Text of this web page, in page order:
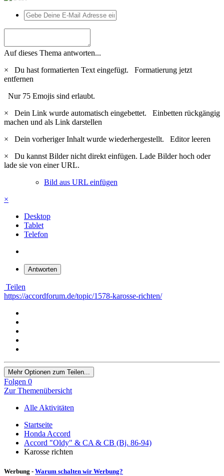
Auf dieses Thema antworten...
×
Du hast formatierten Text eingefügt. Formatierung jetzt
entfernen
Nur 75 Emojis sind erlaubt.
×
Dein Link wurde automatisch eingebettet. Einbetten rückgängig
machen und als Link darstellen
×
Dein vorheriger Inhalt wurde wiederhergestellt. Editor leeren
×
Du kannst Bilder nicht direkt einfügen. Lade Bilder hoch oder
lade sie von einer URL.
Bild aus URL einfügen
×
Desktop
Tablet
Telefon
Antworten
Teilen
https://accordforum.de/topic/1578-karosse-richten/
Mehr Optionen zum Teilen...
Folgen 0
Zur Themenübersicht
Alle Aktivitäten
Startseite
Honda Accord
Accord "Oldy" & CA & CB (Bj. 86-94)
Karosse richten
Werbung - Warum schalten wir Werbung?